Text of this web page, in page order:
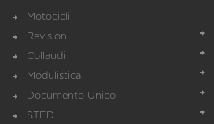
Motocicli
Revisioni
Collaudi
Modulistica
Documento Unico
STED